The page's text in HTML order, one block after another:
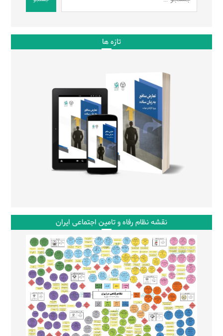
تازه ها
نقشه نظام رفاه و تامین اجتماعی ایران